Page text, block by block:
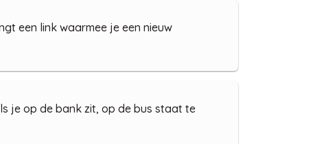
een link waarmee je een nieuw
je op de bank zit, op de bus staat te